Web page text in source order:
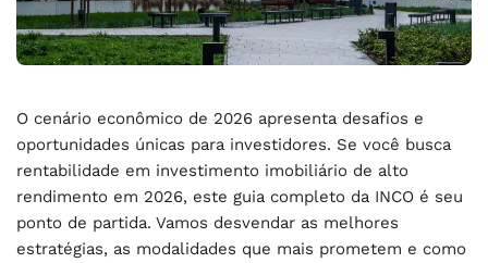
O cenário econômico de 2026 apresenta desafios e
oportunidades únicas para investidores. Se você busca
rentabilidade em investimento imobiliário de alto
rendimento em 2026, este guia completo da INCO é seu
ponto de partida. Vamos desvendar as melhores
estratégias, as modalidades que mais prometem e como